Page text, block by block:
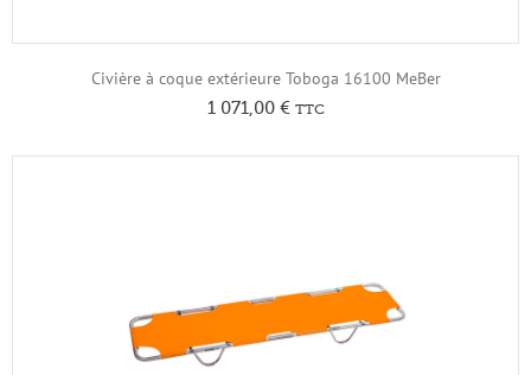
Civière à coque extérieure Toboga 16100 MeBer
1 071,00 € TTC